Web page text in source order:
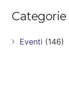
Categorie
Eventi (146)